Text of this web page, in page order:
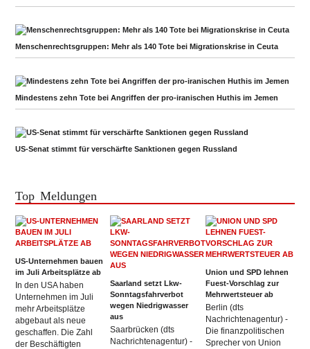
Menschenrechtsgruppen: Mehr als 140 Tote bei Migrationskrise in Ceuta
Mindestens zehn Tote bei Angriffen der pro-iranischen Huthis im Jemen
US-Senat stimmt für verschärfte Sanktionen gegen Russland
Top Meldungen
US-Unternehmen bauen
im Juli Arbeitsplätze ab
In den USA haben
Unternehmen im Juli
mehr Arbeitsplätze
abgebaut als neue
geschaffen. Die Zahl
der Beschäftigten
Saarland setzt Lkw-
Sonntagsfahrverbot
wegen Niedrigwasser
aus
Saarbrücken (dts
Nachrichtenagentur) -
Union und SPD lehnen
Fuest-Vorschlag zur
Mehrwertsteuer ab
Berlin (dts
Nachrichtenagentur) -
Die finanzpolitischen
Sprecher von Union